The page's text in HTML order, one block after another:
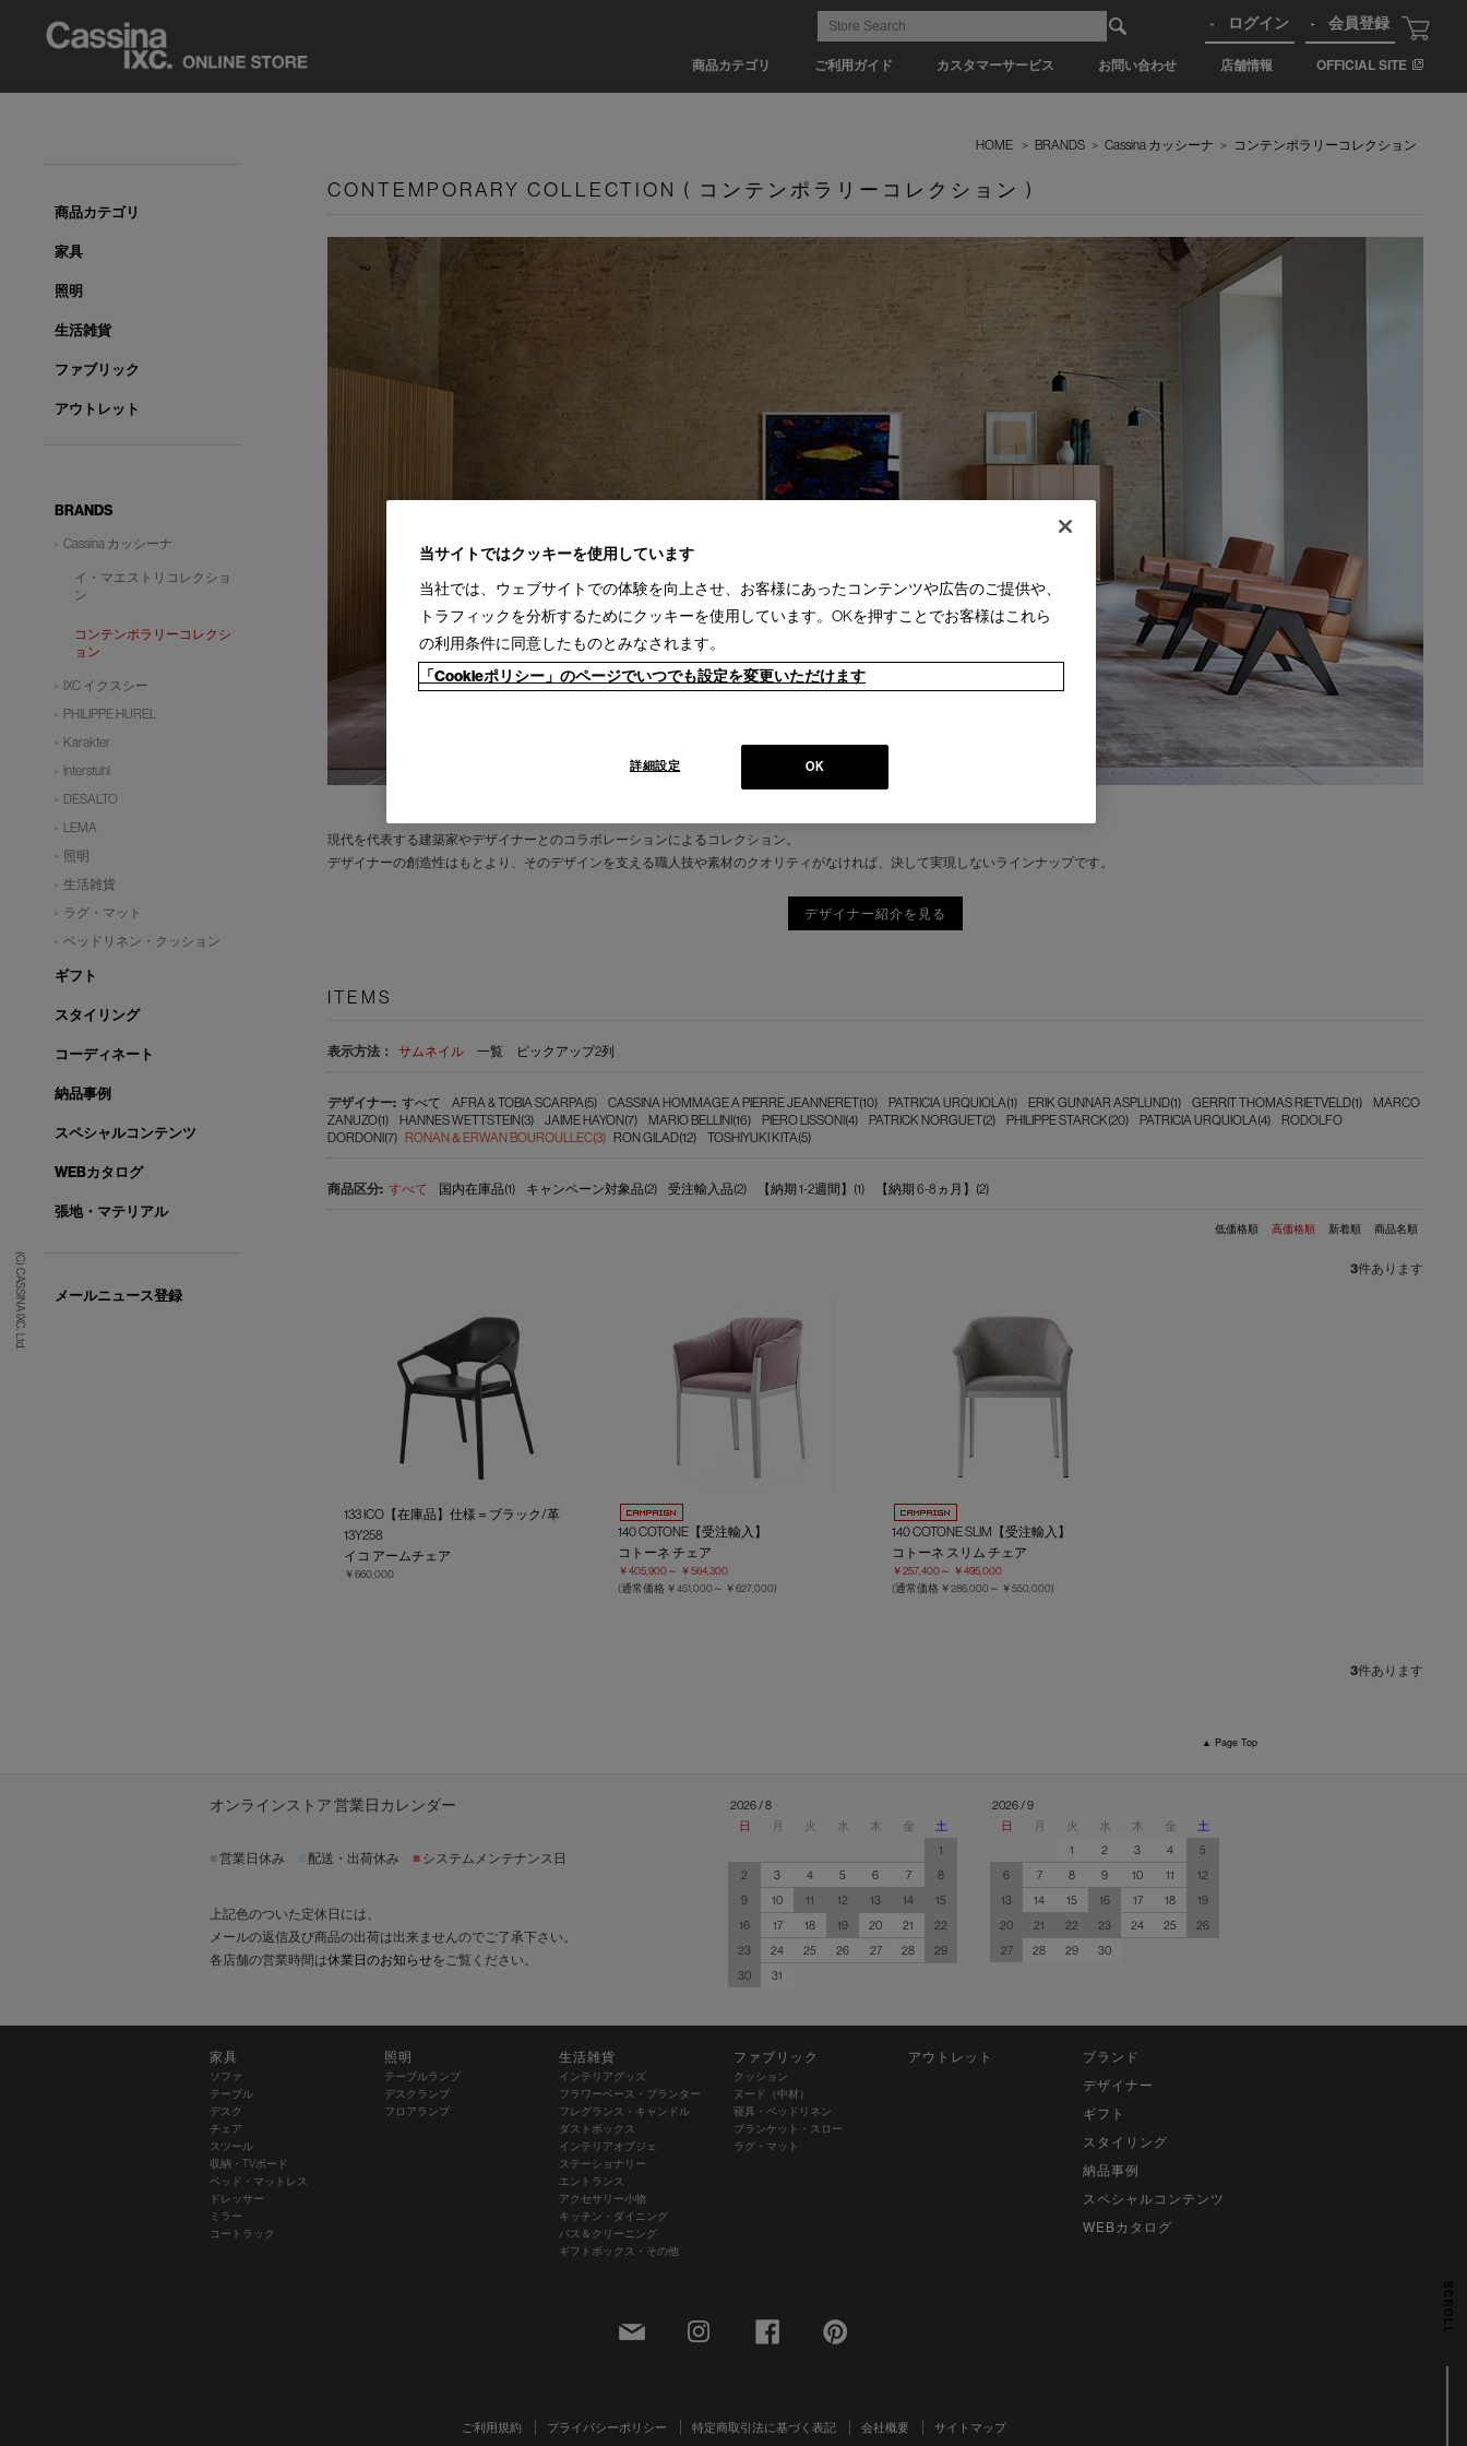
商品カテゴリ ご利用ガイド カスタマーサービス お問い合わせ 店舗情報 OFFICIAL SITE
ログイン 会員登録
(C) CASSINA IXC. Ltd.
SCROLL
HOME > BRANDS > Cassina カッシーナ > コンテンポラリーコレクション
CONTEMPORARY COLLECTION ( コンテンポラリーコレクション )
現代を代表する建築家やデザイナーとのコラボレーションによるコレクション。
デザイナーの創造性はもとより、そのデザインを支える職人技や素材のクオリティがなければ、決して実現しないラインナップです。
デザイナー紹介を見る
ITEMS
表示方法： サムネイル 一覧 ピックアップ2列
すべて AFRA & TOBIA SCARPA(5) CASSINA HOMMAGE A PIERRE JEANNERET(10) PATRICIA URQUIOLA(1) ERIK GUNNAR ASPLUND(1) GERRIT THOMAS RIETVELD(1)
MARCO
ZANUZO(1)
HANNES WETTSTEIN(3) JAIME HAYON(7) MARIO BELLINI(16) PIERO LISSONI(4) PATRICK NORGUET(2) PHILIPPE STARCK(20) PATRICIA URQUIOLA(4)
RODOLFO
DORDONI(7) RONAN＆ERWAN BOUROULLEC(3) RON GILAD(12) TOSHIYUKI KITA(5)
すべて 国内在庫品(1) キャンペーン対象品(2) 受注輸入品(2) 【納期 1-2週間】(1) 【納期 6-8ヵ月】(2)
低価格順 高価格順 新着順 商品名順
3件あります
133 ICO【在庫品】仕様＝ブラック/革
13Y258
イコ アームチェア
￥660,000
140 COTONE【受注輸入】
コトーネ チェア
￥405,900～ ￥564,300
(通常価格 ￥451,000～ ￥627,000)
140 COTONE SLIM【受注輸入】
コトーネ スリム チェア
￥257,400～ ￥495,000
(通常価格 ￥286,000～ ￥550,000)
3件あります
商品カテゴリ
家具
照明
生活雑貨
ファブリック
アウトレット
BRANDS
Cassina カッシーナ
イ・マエストリコレクショ
ン
コンテンポラリーコレクシ
ョン
IXC イクスシー
PHILIPPE HUREL
Karakter
Interstuhl
DESALTO
LEMA
照明
生活雑貨
ラグ・マット
ベッドリネン・クッション
ギフト
スタイリング
コーディネート
納品事例
スペシャルコンテンツ
WEBカタログ
張地・マテリアル
メールニュース登録
▲ Page Top
オンラインストア 営業日カレンダー
営業日休み 配送・出荷休み ■ システムメンテナンス日
上記色のついた定休日には、
メールの返信及び商品の出荷は出来ませんのでご了承下さい。
各店舗の営業時間は休業日のお知らせをご覧ください。
2026 / 8
日
月 火 水 木 金
土
1
2
3 4 5 6 7
8
9
10 11 12 13 14
15
16
17 18 19 20 21
22
23
24 25 26 27 28
29
30
31
2026 / 9
日
月 火 水 木 金
土
1
2 3 4
5
6
7 8 9 10 11
12
13
14 15 16 17 18
19
20
21 22 23 24 25
26
27
28 29 30
家具
ソファ
テーブル
デスク
チェア
スツール
収納・TVボード
ベッド・マットレス
ドレッサー
ミラー
コートラック
照明
テーブルランプ
デスクランプ
フロアランプ
生活雑貨
インテリアグッズ
フラワーベース・プランター
フレグランス・キャンドル
ダストボックス
インテリアオブジェ
ステーショナリー
エントランス
アクセサリー小物
キッチン・ダイニング
バス＆クリーニング
ギフトボックス・その他
ファブリック
クッション
ヌード（中材）
寝具・ベッドリネン
ブランケット・スロー
ラグ・マット
アウトレット
ブランド
デザイナー
ギフト
スタイリング
納品事例
スペシャルコンテンツ
WEBカタログ
ご利用規約 プライバシーポリシー 特定商取引法に基づく表記 会社概要 サイトマップ
当サイトではクッキーを使用しています
当社では、ウェブサイトでの体験を向上させ、お客様にあったコンテンツや広告のご提供や、
トラフィックを分析するためにクッキーを使用しています。OKを押すことでお客様はこれら
の利用条件に同意したものとみなされます。
「Cookieポリシー」のページでいつでも設定を変更いただけます
OK
詳細設定